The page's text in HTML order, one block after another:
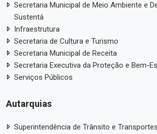
Secretaria Municipal de Meio Ambiente e
Sustentá
Infraestrutura
Secretaria de Cultura e Turismo
Secretaria Municipal de Receita
Secretaria Executiva da Proteção e Bem-
Serviços Públicos
Autarquias
Superintendência de Trânsito e